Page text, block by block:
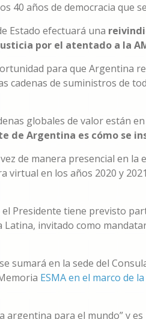
40 años de democracia que
Estado efectuará una
por el atentado a la
para que Argentina
cadenas de suministros de
globales de valor están
de Argentina es cómo se
de manera presencial en la
virtual en los años 2020 y
Presidente tiene previsto
Latina, invitado como
sumará en la sede del
ESMA en el marco de
argentina para el mundo” y